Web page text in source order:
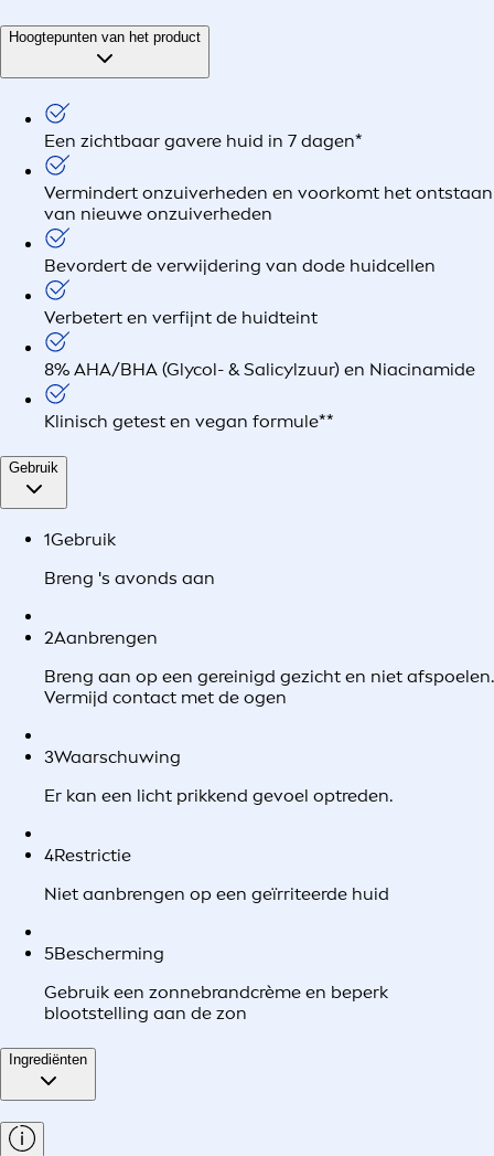
Hoogtepunten van het product
Een zichtbaar gavere huid in 7 dagen*
Vermindert onzuiverheden en voorkomt het ontstaan
van nieuwe onzuiverheden
Bevordert de verwijdering van dode huidcellen
Verbetert en verfijnt de huidteint
8% AHA/BHA (Glycol- & Salicylzuur) en Niacinamide
Klinisch getest en vegan formule**
Gebruik
1Gebruik
Breng 's avonds aan
2Aanbrengen
Breng aan op een gereinigd gezicht en niet afspoelen.
Vermijd contact met de ogen
3Waarschuwing
Er kan een licht prikkend gevoel optreden.
4Restrictie
Niet aanbrengen op een geïrriteerde huid
5Bescherming
Gebruik een zonnebrandcrème en beperk
blootstelling aan de zon
Ingrediënten